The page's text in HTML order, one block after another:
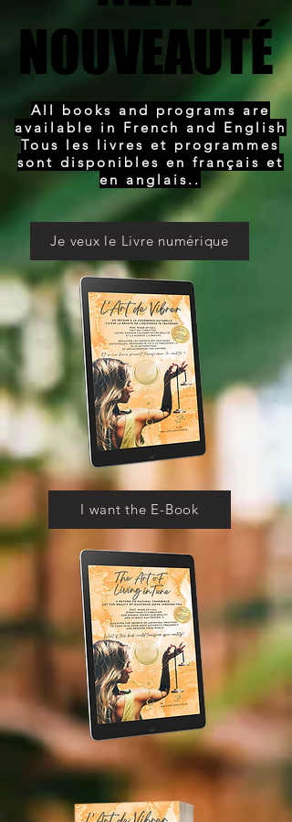
NOUVEAUTÉ
NOUVEAUTÉ
All books and programs are
available in French and English
Tous les livres et programmes
sont disponibles en français et
en anglais..
Je veux le Livre numérique
I want the E-Book